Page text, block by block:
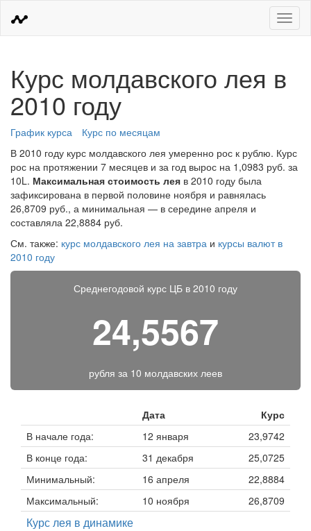
Меню
Курс молдавского лея в
2010 году
График курса
Курс по месяцам
В 2010 году курс молдавского лея умеренно рос к рублю. Курс
рос на протяжении 7 месяцев и за год вырос на 1,0983 руб. за
10L. Максимальная стоимость лея в 2010 году была
зафиксирована в первой половине ноября и равнялась
26,8709 руб., а минимальная — в середине апреля и
составляла 22,8884 руб.
См. также: курс молдавского лея на завтра и курсы валют в
2010 году
Среднегодовой курс ЦБ в 2010 году
24,5567
рубля за 10 молдавских леев
Дата
Курс
В начале года:
12 января
23,9742
В конце года:
31 декабря
25,0725
Минимальный:
16 апреля
22,8884
Максимальный:
10 ноября 26,8709
Курс лея в динамике